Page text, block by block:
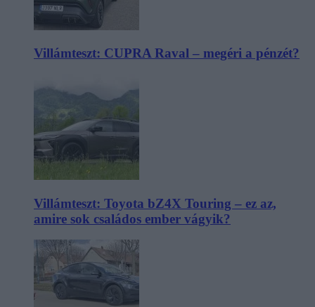
Villámteszt: CUPRA Raval – megéri a pénzét?
Villámteszt: Toyota bZ4X Touring – ez az,
amire sok családos ember vágyik?